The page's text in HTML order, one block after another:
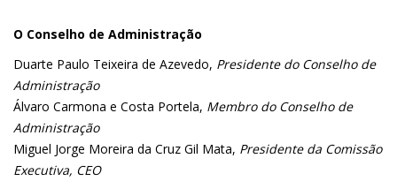
O Conselho de Administração
Duarte Paulo Teixeira de Azevedo, Presidente do Conselho de
Administração
Álvaro Carmona e Costa Portela, Membro do Conselho de
Administração
Miguel Jorge Moreira da Cruz Gil Mata, Presidente da Comissão
Executiva, CEO